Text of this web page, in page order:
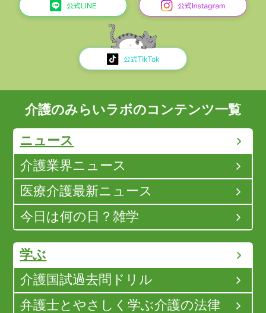
介護のみらいラボのコンテンツ一覧
ニュース
介護業界ニュース
医療介護最新ニュース
今日は何の日？雑学
学ぶ
介護国試過去問ドリル
弁護士とやさしく学ぶ介護の法律